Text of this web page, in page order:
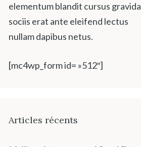
elementum blandit cursus gravida
sociis erat ante eleifend lectus
nullam dapibus netus.
[mc4wp_form id= »512″]
Articles récents